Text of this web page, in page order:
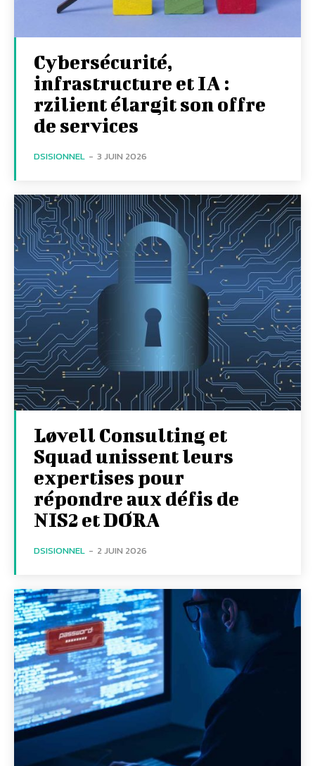
Cybersécurité,
infrastructure et IA :
rzilient élargit son offre
de services
DSISIONNEL - 3 JUIN 2026
Løvell Consulting et
Squad unissent leurs
expertises pour
répondre aux défis de
NIS2 et DORA
DSISIONNEL - 2 JUIN 2026